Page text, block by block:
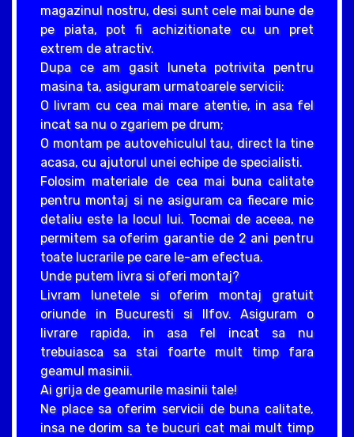
magazinul nostru, desi sunt cele mai bune de
pe piata, pot fi achizitionate cu un pret
extrem de atractiv.
Dupa ce am gasit luneta potrivita pentru
masina ta, asiguram urmatoarele servicii:
O livram cu cea mai mare atentie, in asa fel
incat sa nu o zgariem pe drum;
O montam pe autovehiculul tau, direct la tine
acasa, cu ajutorul unei echipe de specialisti.
Folosim materiale de cea mai buna calitate
pentru montaj si ne asiguram ca fiecare mic
detaliu este la locul lui. Tocmai de aceea, ne
permitem sa oferim garantie de 2 ani pentru
toate lucrarile pe care le-am efectua.
Unde putem livra si oferi montaj?
Livram lunetele si oferim montaj gratuit
oriunde in Bucuresti si Ilfov. Asiguram o
livrare rapida, in asa fel incat sa nu
trebuiasca sa stai foarte mult timp fara
geamul masinii.
Ai grija de geamurile masinii tale!
Ne place sa oferim servicii de buna calitate,
insa ne dorim sa te bucuri cat mai mult timp